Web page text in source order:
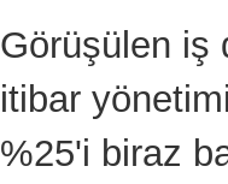
Görüşülen iş
itibar
%25'i biraz